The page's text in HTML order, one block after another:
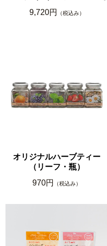
9,720円
（税込み）
オリジナルハーブティー
（リーフ・瓶）
970円
（税込み）